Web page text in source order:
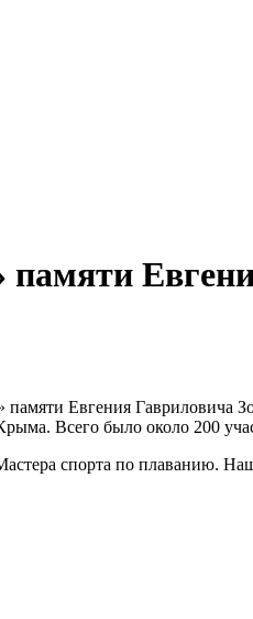
Евгения Гавриловича
Всего было около 200
спорта по плаванию.